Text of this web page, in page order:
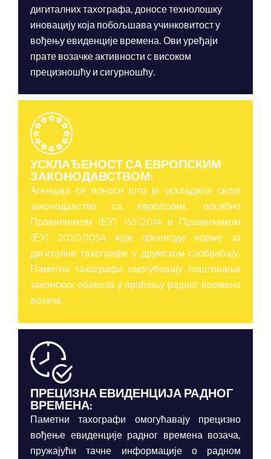
дигиталних тахографа, доносе технолошку
иновацију која побољшава учинковитост у
вођењу евиденције времена. Ови уређаји
прате возачке активности с високом
прецизношћу и сигурношћу.
УСКЛАЂЕНОСТ СА ЕВРОПСКИМ
ЗАКОНОДАВСТВОМ:
Агенција се поноси што је ускладила своје
законодавство са европским, посебно
Правилником (ЕУ) 165/2014 и Правилником
(ЕУ) 2020/1054, које прописује норме за
дигиталне тахографе у друмском саобраћају.
Паметни тахографи омогућавају поштовање
законских обавеза у праћењу радног времена
возача.
ПРЕЦИЗНА ЕВИДЕНЦИЈА РАДНОГ
ВРЕМЕНА:
Паметни тахографи омогућавају прецизно
вођење евиденције радног времена возача,
пружајући тачне информације о радном